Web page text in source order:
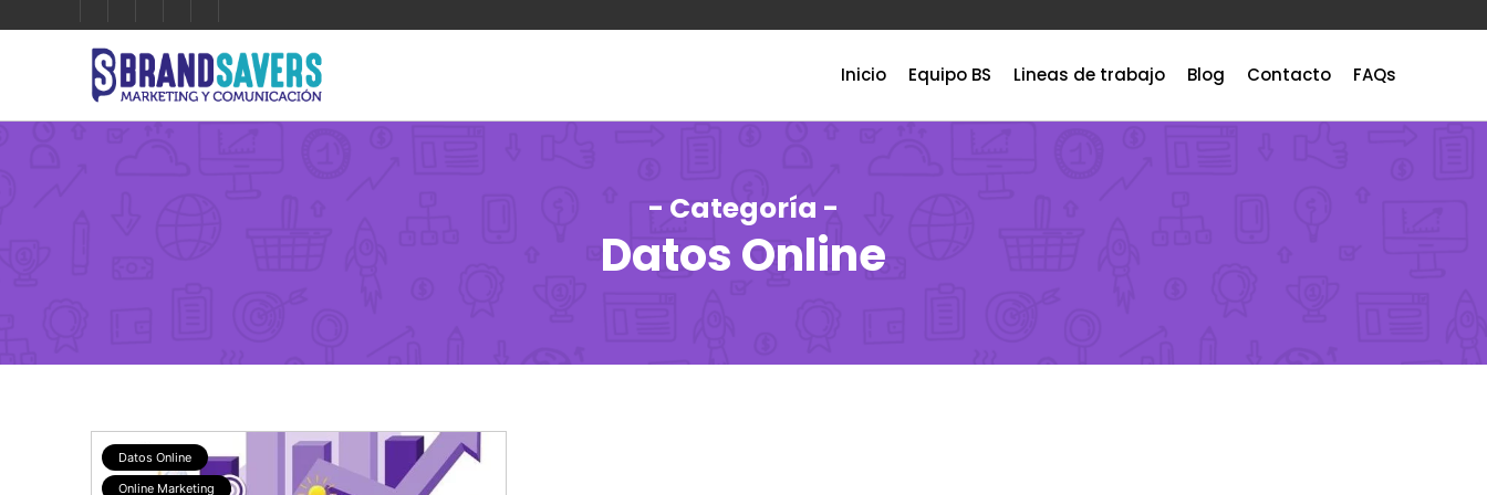
Inicio Equipo BS Lineas de trabajo Blog Contacto FAQs
- Categoría -
Datos Online
Datos Online
Online Marketing